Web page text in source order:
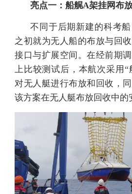
亮点一：船艉A架挂网布
不同于后期新建的科考
之初就为无人船的布放与回
接口与扩展空间。在经前期
上比较测试后，本航次采用
对无人艇进行布放和回收，
该方案在无人艇布放回收中的